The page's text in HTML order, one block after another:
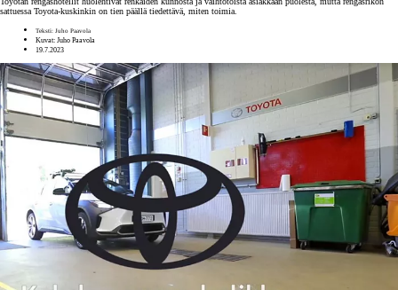
sattuessa Toyota-kuskinkin on tien päällä tiedettävä, miten toimia.
Teksti: Juho Paavola
Kuvat: Juho Paavola
19.7.2023